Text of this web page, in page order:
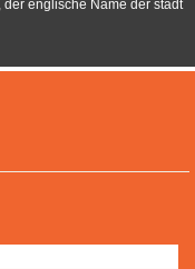
englische Name der stadt